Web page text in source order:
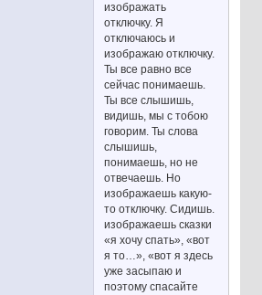
изображать
отключку. Я
отключаюсь и
изображаю отключку.
Ты все равно все
сейчас понимаешь.
Ты все слышишь,
видишь, мы с тобою
говорим. Ты слова
слышишь,
понимаешь, но не
отвечаешь. Но
изображаешь какую-
то отключку. Сидишь.
изображаешь сказки
«я хочу спать», «вот
я то…», «вот я здесь
уже засыпаю и
поэтому спасайте